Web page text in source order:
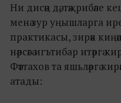
Ни дисәң дә, тәҗрибәле
менә зур уңышларга
практикасы, зирәк
нәрсәгә игътибар
Фәттахов та яшьләргә
атады: